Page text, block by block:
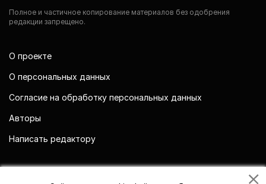
Полное и частичное копирование материалов без одобрения
редакции запрещено.
О проекте
О персональных данных
Согласие на обработку персональных данных
Авторы
Написать редактору